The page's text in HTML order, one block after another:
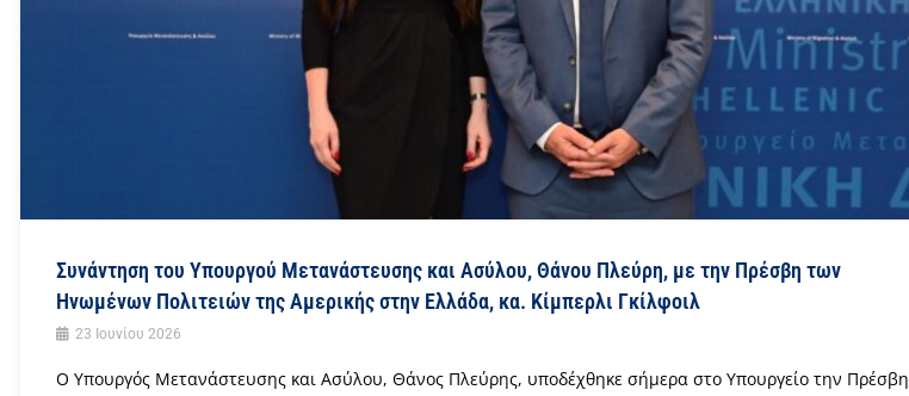
Συνάντηση του Υπουργού Μετανάστευσης και Ασύλου, Θάνου Πλεύρη, με την Πρέσβη των
Ηνωμένων Πολιτειών της Αμερικής στην Ελλάδα, κα. Κίμπερλι Γκίλφοιλ
23 Ιουνίου 2026
Ο Υπουργός Μετανάστευσης και Ασύλου, Θάνος Πλεύρης, υποδέχθηκε σήμερα στο Υπουργείο την Πρέσβη